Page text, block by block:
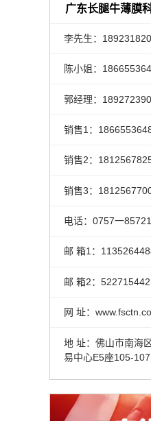
广东长腿牛薄膜
李先生：
陈小姐：
郭经理：
销售1：
销售2：
销售3：
电话：0757一
邮 箱1：
邮 箱2：
网 址：
地 址：佛山市南海
易中心E5座105-